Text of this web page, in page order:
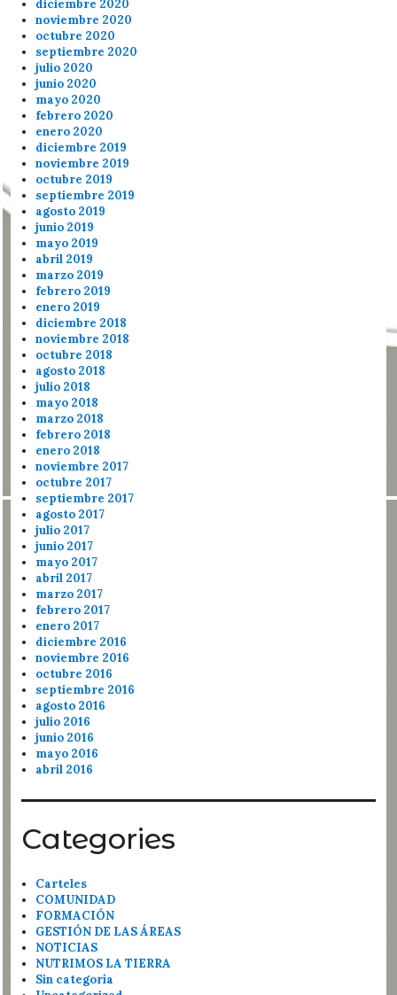
diciembre 2020
noviembre 2020
octubre 2020
septiembre 2020
julio 2020
junio 2020
mayo 2020
febrero 2020
enero 2020
diciembre 2019
noviembre 2019
octubre 2019
septiembre 2019
agosto 2019
junio 2019
mayo 2019
abril 2019
marzo 2019
febrero 2019
enero 2019
diciembre 2018
noviembre 2018
octubre 2018
agosto 2018
julio 2018
mayo 2018
marzo 2018
febrero 2018
enero 2018
noviembre 2017
octubre 2017
septiembre 2017
agosto 2017
julio 2017
junio 2017
mayo 2017
abril 2017
marzo 2017
febrero 2017
enero 2017
diciembre 2016
noviembre 2016
octubre 2016
septiembre 2016
agosto 2016
julio 2016
junio 2016
mayo 2016
abril 2016
Categories
Carteles
COMUNIDAD
FORMACIÓN
GESTIÓN DE LAS ÁREAS
NOTICIAS
NUTRIMOS LA TIERRA
Sin categoría